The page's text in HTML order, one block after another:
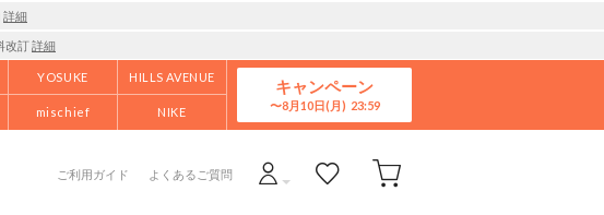
詳細
改訂詳細
YOSUKE HILLS AVENUE
mischief NIKE
キャンペーン
8月10日(月)
ご利用ガイド よくあるご質問